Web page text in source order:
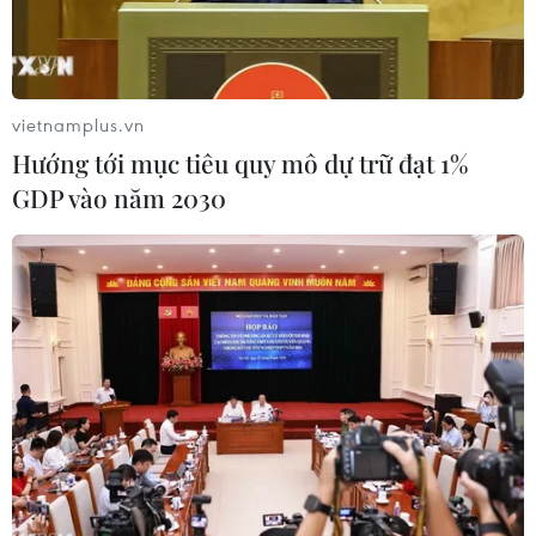
An ninh thắt chặt ở Sri Lanka. (Nguồn: AP)
AFP đưa tin, vào lúc 18 giờ 30 (theo giờ GMT)
ngày 22/4, Sri Lanka đã ban bố tình trạng khẩn
cấp quốc gia chỉ vài giờ sau khi chính phủ nước
này buộc tội National Thowheeth Jama'ath (NTJ),
nhóm Hồi giáo địa phương đã tiến hành hàng
vietnamplus.vn
Hướng tới mục tiêu quy mô dự trữ đạt 1%
GDP vào năm 2030